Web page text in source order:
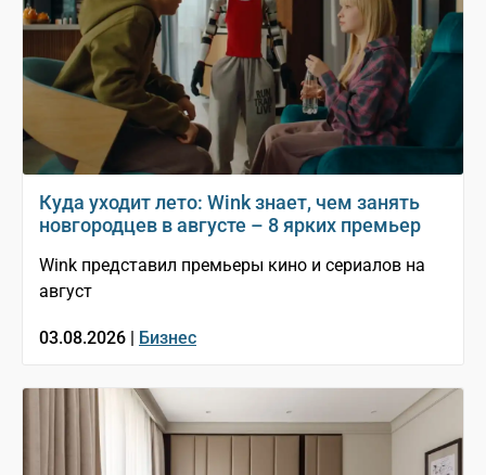
Куда уходит лето: Wink знает, чем занять
новгородцев в августе – 8 ярких премьер
Wink представил премьеры кино и сериалов на
август
03.08.2026 | Бизнес